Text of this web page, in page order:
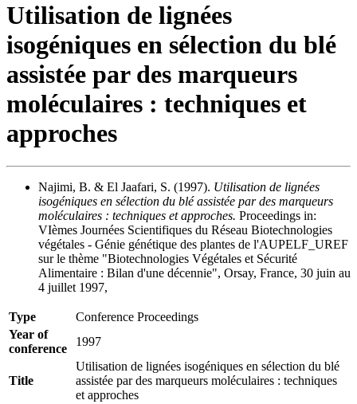
Utilisation de lignées
isogéniques en sélection du blé
assistée par des marqueurs
moléculaires : techniques et
approches
Najimi, B. & El Jaafari, S. (1997). Utilisation de lignées
isogéniques en sélection du blé assistée par des marqueurs
moléculaires : techniques et approches. Proceedings in:
VIèmes Journées Scientifiques du Réseau Biotechnologies
végétales - Génie génétique des plantes de l'AUPELF_UREF
sur le thème "Biotechnologies Végétales et Sécurité
Alimentaire : Bilan d'une décennie", Orsay, France, 30 juin au
4 juillet 1997,
Type
Conference Proceedings
Year of
conference
1997
Title
Utilisation de lignées isogéniques en sélection du blé
assistée par des marqueurs moléculaires : techniques
et approches